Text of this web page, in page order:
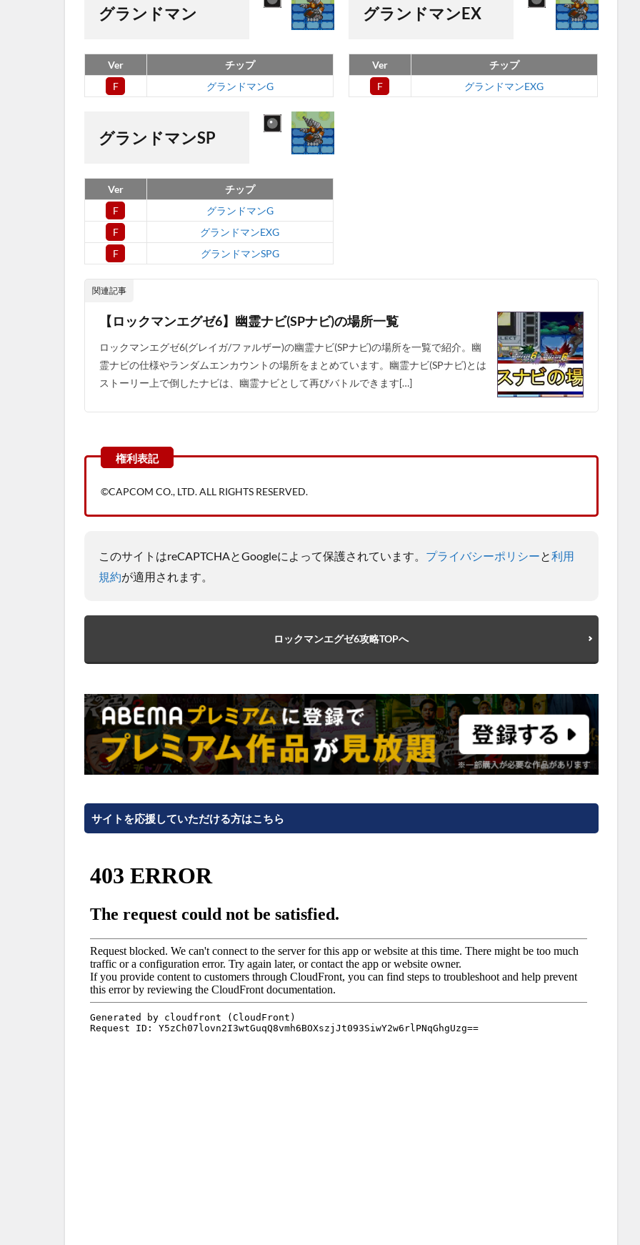
グラ
ンド
EX
1.3
グラ
SP
グランドマン
Ver
チップ
F
グランドマンG
グランドマンEX
Ver
チップ
F
グランドマンEXG
グランドマンSP
Ver
チップ
F
グランドマンG
F
グランドマンEXG
F
グランドマンSPG
関連記事
【ロックマンエグゼ6】幽霊ナビ(SPナビ)の場所一覧
ロックマンエグゼ6(グレイガ/ファルザー)の幽霊ナビ(SPナビ)の場所を一覧で紹介。幽
霊ナビの仕様やランダムエンカウントの場所をまとめています。幽霊ナビ(SPナビ)とは
ストーリー上で倒したナビは、幽霊ナビとして再びバトルできます[…]
©CAPCOM CO., LTD. ALL RIGHTS RESERVED.
このサイトはreCAPTCHAとGoogleによって保護されています。 プライバシーポリシーと利用
規約が適用されます。
ロックマンエグゼ6攻略TOPへ
サイトを応援していただける方はこちら